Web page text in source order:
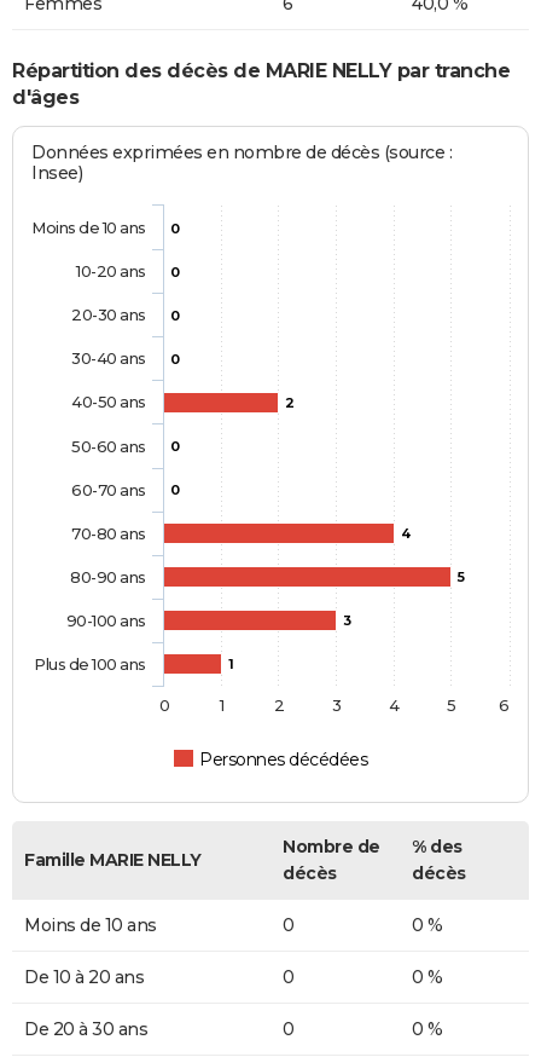
Répartition des décès de MARIE NELLY par tranche
d'âges
Données exprimées en nombre de décès (source :
Insee)
0
0
0
0
2
0
0
4
5
3
1
Personnes décédées
Moins de 10 ans
10-20 ans
20-30 ans
30-40 ans
40-50 ans
50-60 ans
60-70 ans
70-80 ans
80-90 ans
90-100 ans
Plus de 100 ans
0 1 2 3 4 5 6
Famille MARIE NELLY
Nombre de
décès
% des
décès
Moins de 10 ans 0 0 %
De 10 à 20 ans 0 0 %
De 20 à 30 ans 0 0 %